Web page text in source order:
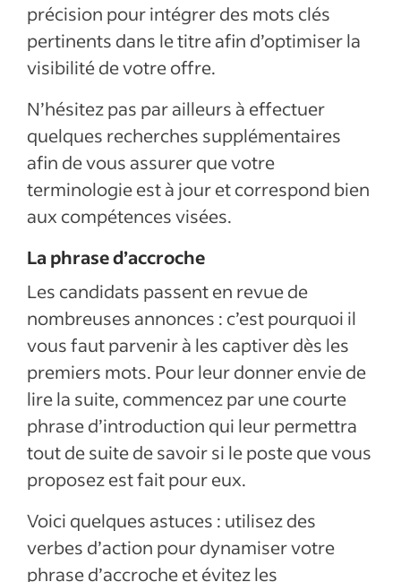
précision pour intégrer des mots clés
pertinents dans le titre afin d’optimiser la
visibilité de votre offre.
N’hésitez pas par ailleurs à effectuer
quelques recherches supplémentaires
afin de vous assurer que votre
terminologie est à jour et correspond bien
aux compétences visées.
La phrase d’accroche
Les candidats passent en revue de
nombreuses annonces : c’est pourquoi il
vous faut parvenir à les captiver dès les
premiers mots. Pour leur donner envie de
lire la suite, commencez par une courte
phrase d’introduction qui leur permettra
tout de suite de savoir si le poste que vous
proposez est fait pour eux.
Voici quelques astuces : utilisez des
verbes d’action pour dynamiser votre
phrase d’accroche et évitez les